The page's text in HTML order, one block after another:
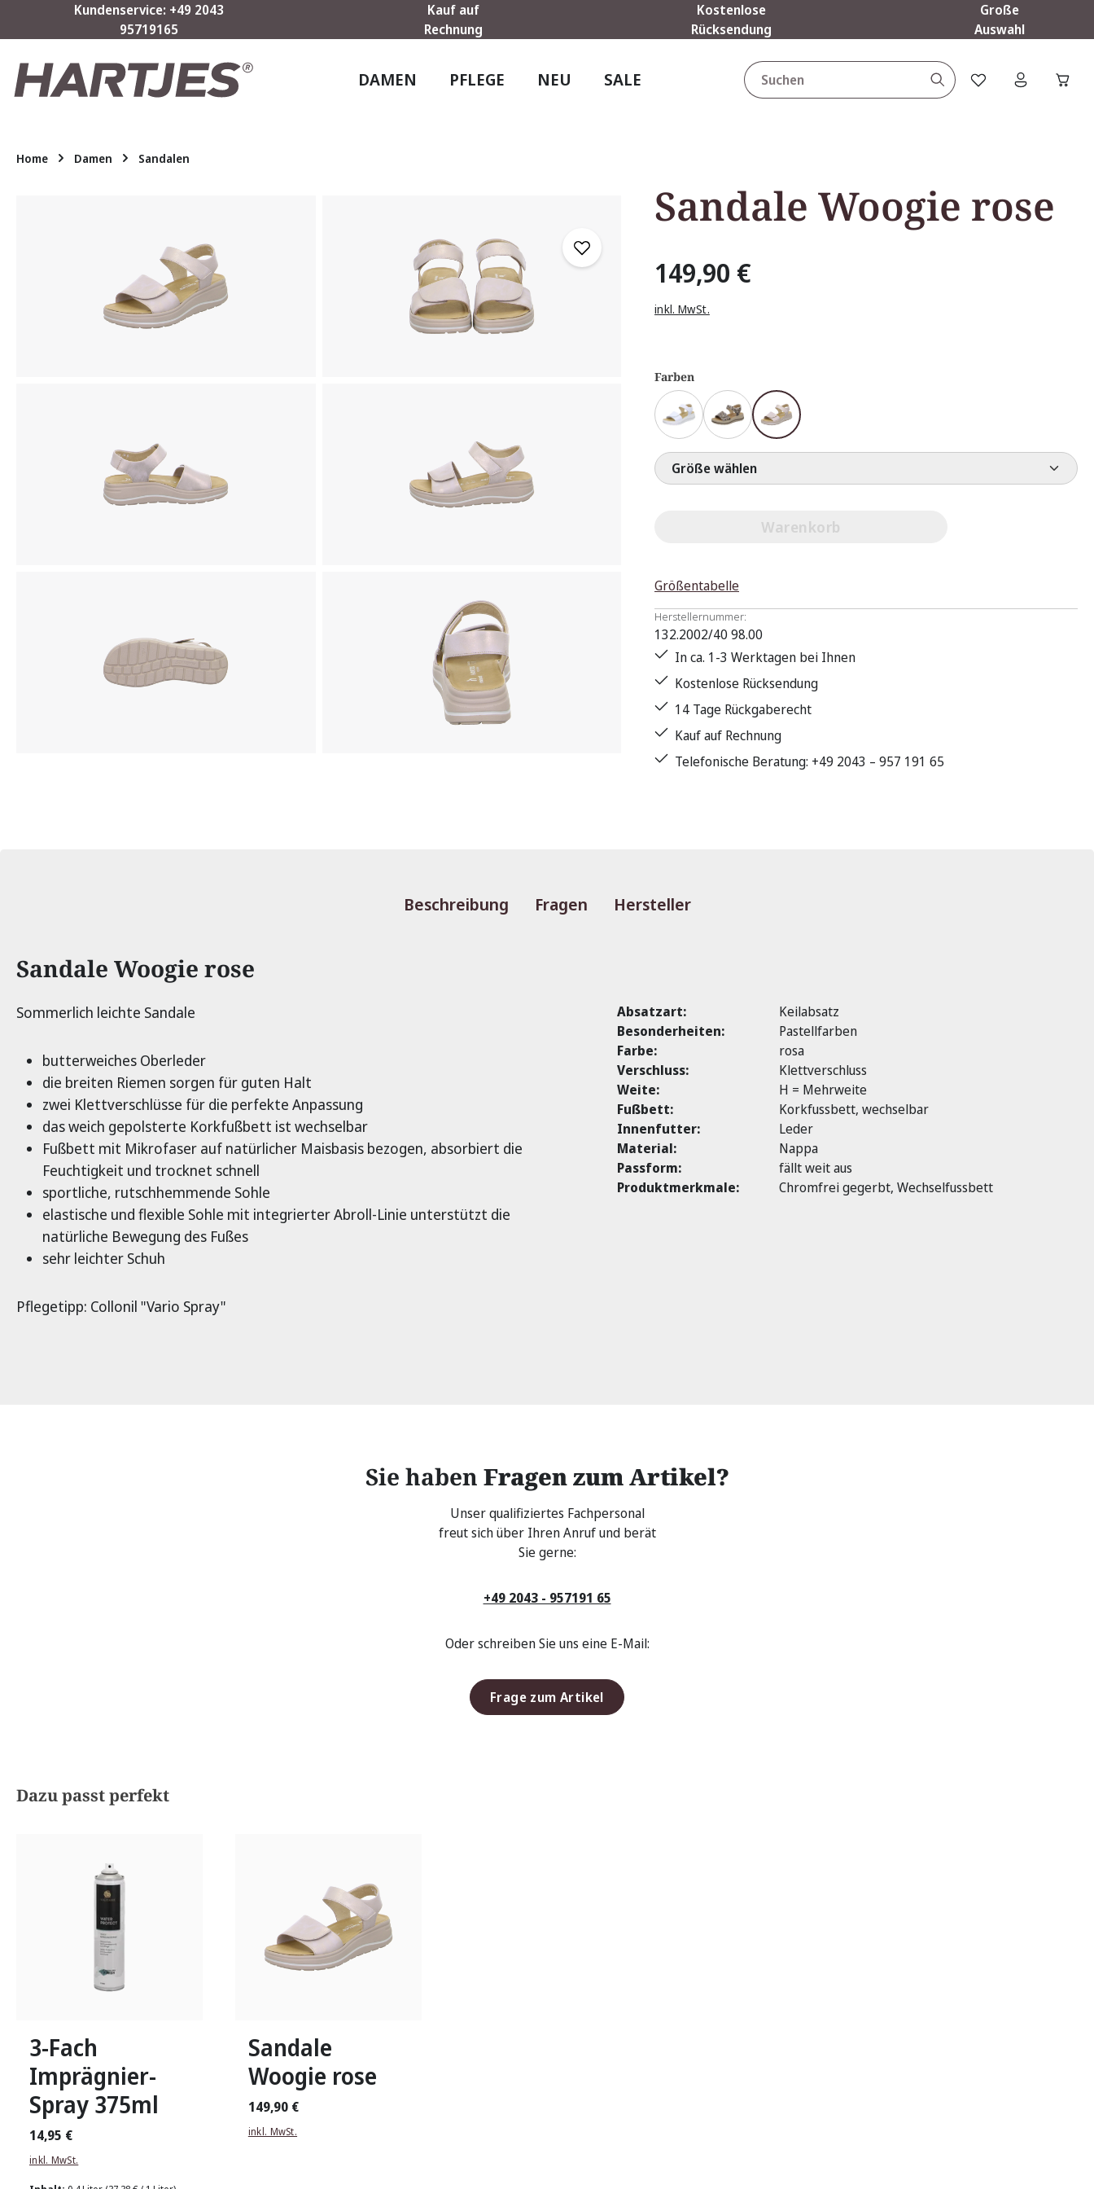
Hauptinhalt springen
Zur Suche springen
Zur Hauptnavigation springen
Kundenservice: +49 2043
95719165
Kauf auf
Rechnung
Kostenlose
Rücksendung
Große
Auswahl
DAMEN PFLEGE NEU SALE Du hast 0 Produkte
Home Damen Sandalen
Sandale Woogie rose
149,90 €
inkl. MwSt.
Farben
Größe wählen
Warenkorb
Größentabelle
Herstellernummer:
132.2002/40 98.00
In ca. 1-3 Werktagen bei Ihnen
Kostenlose Rücksendung
14 Tage Rückgaberecht
Kauf auf Rechnung
Telefonische Beratung: +49 2043 – 957 191 65
Beschreibung Fragen Hersteller
Produktinformationen
Sandale Woogie rose
Sommerlich leichte Sandale
butterweiches Oberleder
die breiten Riemen sorgen für guten Halt
zwei Klettverschlüsse für die perfekte Anpassung
das weich gepolsterte Korkfußbett ist wechselbar
Fußbett mit Mikrofaser auf natürlicher Maisbasis bezogen, absorbiert die
Feuchtigkeit und trocknet schnell
sportliche, rutschhemmende Sohle
elastische und flexible Sohle mit integrierter Abroll-Linie unterstützt die
natürliche Bewegung des Fußes
sehr leichter Schuh
Pflegetipp: Collonil "Vario Spray"
Absatzart:
Keilabsatz
Besonderheiten:
Pastellfarben
Farbe:
rosa
Verschluss:
Klettverschluss
Weite:
H = Mehrweite
Fußbett:
Korkfussbett, wechselbar
Innenfutter:
Leder
Material:
Nappa
Passform:
fällt weit aus
Produktmerkmale:
Chromfrei gegerbt, Wechselfussbett
Sie haben Fragen zum Artikel?
Unser qualifiziertes Fachpersonal
freut sich über Ihren Anruf und berät
Sie gerne:
+49 2043 - 957191 65
Oder schreiben Sie uns eine E-Mail:
Frage zum Artikel
Produktgalerie überspringen
Dazu passt perfekt
3-Fach
Imprägnier-
Spray 375ml
14,95 €
inkl. MwSt.
Sandale
Woogie rose
149,90 €
inkl. MwSt.